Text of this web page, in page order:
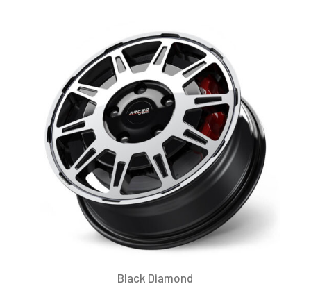
Black Diamond